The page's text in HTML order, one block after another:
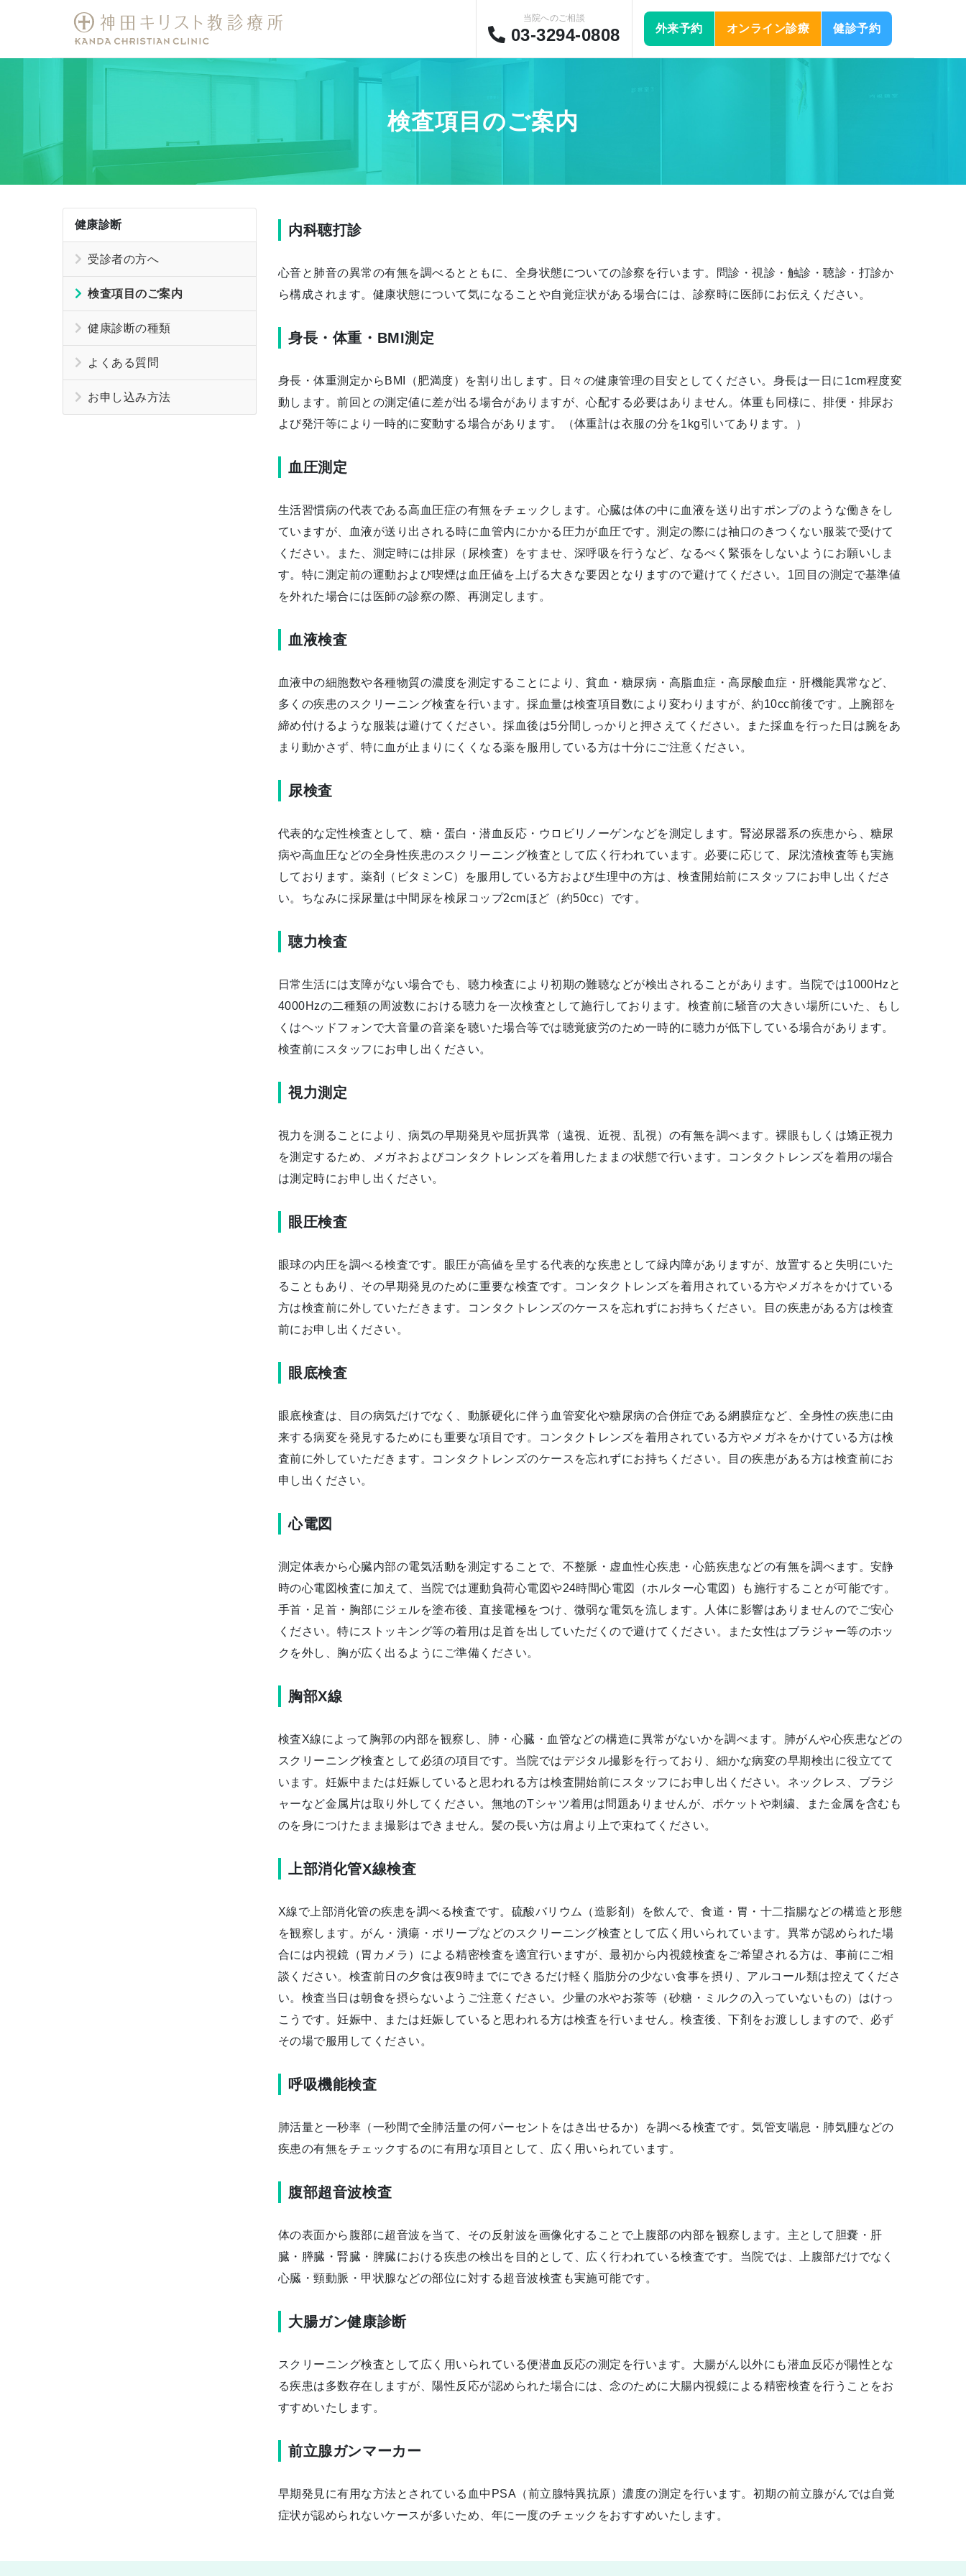
当院へのご相談
03-3294-0808 外来予約 オンライン診療 健診予約
検査項目のご案内
内科聴打診
心音と肺音の異常の有無を調べるとともに、全身状態についての診察を行います。問診・視診・触診・聴診・打診か
ら構成されます。健康状態について気になることや自覚症状がある場合には、診察時に医師にお伝えください。
身長・体重・BMI測定
身長・体重測定からBMI（肥満度）を割り出します。日々の健康管理の目安としてください。身長は一日に1cm程度変
動します。前回との測定値に差が出る場合がありますが、心配する必要はありません。体重も同様に、排便・排尿お
よび発汗等により一時的に変動する場合があります。（体重計は衣服の分を1kg引いてあります。）
血圧測定
生活習慣病の代表である高血圧症の有無をチェックします。心臓は体の中に血液を送り出すポンプのような働きをし
ていますが、血液が送り出される時に血管内にかかる圧力が血圧です。測定の際には袖口のきつくない服装で受けて
ください。また、測定時には排尿（尿検査）をすませ、深呼吸を行うなど、なるべく緊張をしないようにお願いしま
す。特に測定前の運動および喫煙は血圧値を上げる大きな要因となりますので避けてください。1回目の測定で基準値
を外れた場合には医師の診察の際、再測定します。
血液検査
血液中の細胞数や各種物質の濃度を測定することにより、貧血・糖尿病・高脂血症・高尿酸血症・肝機能異常など、
多くの疾患のスクリーニング検査を行います。採血量は検査項目数により変わりますが、約10cc前後です。上腕部を
締め付けるような服装は避けてください。採血後は5分間しっかりと押さえてください。また採血を行った日は腕をあ
まり動かさず、特に血が止まりにくくなる薬を服用している方は十分にご注意ください。
尿検査
代表的な定性検査として、糖・蛋白・潜血反応・ウロビリノーゲンなどを測定します。腎泌尿器系の疾患から、糖尿
病や高血圧などの全身性疾患のスクリーニング検査として広く行われています。必要に応じて、尿沈渣検査等も実施
しております。薬剤（ビタミンC）を服用している方および生理中の方は、検査開始前にスタッフにお申し出くださ
い。ちなみに採尿量は中間尿を検尿コップ2cmほど（約50cc）です。
聴力検査
日常生活には支障がない場合でも、聴力検査により初期の難聴などが検出されることがあります。当院では1000Hzと
4000Hzの二種類の周波数における聴力を一次検査として施行しております。検査前に騒音の大きい場所にいた、もし
くはヘッドフォンで大音量の音楽を聴いた場合等では聴覚疲労のため一時的に聴力が低下している場合があります。
検査前にスタッフにお申し出ください。
視力測定
視力を測ることにより、病気の早期発見や屈折異常（遠視、近視、乱視）の有無を調べます。裸眼もしくは矯正視力
を測定するため、メガネおよびコンタクトレンズを着用したままの状態で行います。コンタクトレンズを着用の場合
は測定時にお申し出ください。
眼圧検査
眼球の内圧を調べる検査です。眼圧が高値を呈する代表的な疾患として緑内障がありますが、放置すると失明にいた
ることもあり、その早期発見のために重要な検査です。コンタクトレンズを着用されている方やメガネをかけている
方は検査前に外していただきます。コンタクトレンズのケースを忘れずにお持ちください。目の疾患がある方は検査
前にお申し出ください。
眼底検査
眼底検査は、目の病気だけでなく、動脈硬化に伴う血管変化や糖尿病の合併症である網膜症など、全身性の疾患に由
来する病変を発見するためにも重要な項目です。コンタクトレンズを着用されている方やメガネをかけている方は検
査前に外していただきます。コンタクトレンズのケースを忘れずにお持ちください。目の疾患がある方は検査前にお
申し出ください。
心電図
測定体表から心臓内部の電気活動を測定することで、不整脈・虚血性心疾患・心筋疾患などの有無を調べます。安静
時の心電図検査に加えて、当院では運動負荷心電図や24時間心電図（ホルター心電図）も施行することが可能です。
手首・足首・胸部にジェルを塗布後、直接電極をつけ、微弱な電気を流します。人体に影響はありませんのでご安心
ください。特にストッキング等の着用は足首を出していただくので避けてください。また女性はブラジャー等のホッ
クを外し、胸が広く出るようにご準備ください。
胸部X線
検査X線によって胸郭の内部を観察し、肺・心臓・血管などの構造に異常がないかを調べます。肺がんや心疾患などの
スクリーニング検査として必須の項目です。当院ではデジタル撮影を行っており、細かな病変の早期検出に役立てて
います。妊娠中または妊娠していると思われる方は検査開始前にスタッフにお申し出ください。ネックレス、ブラジ
ャーなど金属片は取り外してください。無地のTシャツ着用は問題ありませんが、ポケットや刺繍、また金属を含むも
のを身につけたまま撮影はできません。髪の長い方は肩より上で束ねてください。
上部消化管X線検査
X線で上部消化管の疾患を調べる検査です。硫酸バリウム（造影剤）を飲んで、食道・胃・十二指腸などの構造と形態
を観察します。がん・潰瘍・ポリープなどのスクリーニング検査として広く用いられています。異常が認められた場
合には内視鏡（胃カメラ）による精密検査を適宜行いますが、最初から内視鏡検査をご希望される方は、事前にご相
談ください。検査前日の夕食は夜9時までにできるだけ軽く脂肪分の少ない食事を摂り、アルコール類は控えてくださ
い。検査当日は朝食を摂らないようご注意ください。少量の水やお茶等（砂糖・ミルクの入っていないもの）はけっ
こうです。妊娠中、または妊娠していると思われる方は検査を行いません。検査後、下剤をお渡ししますので、必ず
その場で服用してください。
呼吸機能検査
肺活量と一秒率（一秒間で全肺活量の何パーセントをはき出せるか）を調べる検査です。気管支喘息・肺気腫などの
疾患の有無をチェックするのに有用な項目として、広く用いられています。
腹部超音波検査
体の表面から腹部に超音波を当て、その反射波を画像化することで上腹部の内部を観察します。主として胆嚢・肝
臓・膵臓・腎臓・脾臓における疾患の検出を目的として、広く行われている検査です。当院では、上腹部だけでなく
心臓・頸動脈・甲状腺などの部位に対する超音波検査も実施可能です。
大腸ガン健康診断
スクリーニング検査として広く用いられている便潜血反応の測定を行います。大腸がん以外にも潜血反応が陽性とな
る疾患は多数存在しますが、陽性反応が認められた場合には、念のために大腸内視鏡による精密検査を行うことをお
すすめいたします。
前立腺ガンマーカー
早期発見に有用な方法とされている血中PSA（前立腺特異抗原）濃度の測定を行います。初期の前立腺がんでは自覚
症状が認められないケースが多いため、年に一度のチェックをおすすめいたします。
健康診断
受診者の方へ
検査項目のご案内
健康診断の種類
よくある質問
お申し込み方法